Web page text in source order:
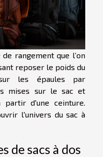
rangement que l’on
reposer le poids du
les épaules par
mises sur le sac et
d'une ceinture.
l'univers du sac à
de sacs à dos